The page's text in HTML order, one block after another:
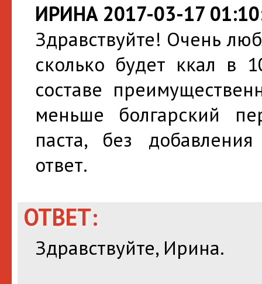
ИРИНА 2017-03-17
Здравствуйте! Очень
сколько будет ккал в
составе
меньше болгарский
паста, без
ответ.
ОТВЕТ:
Здравствуйте, Ирина.